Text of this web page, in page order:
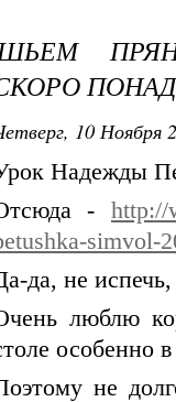
ШЬЕМ
10 Ноября
Надежды
- http://
simvol-
да, не
люблю
особенно
не